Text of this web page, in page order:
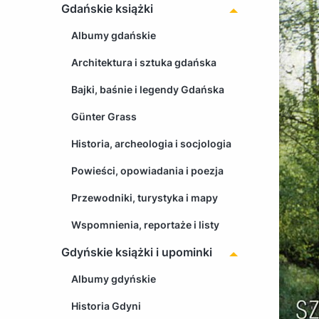
Gdańskie książki
Albumy gdańskie
Architektura i sztuka gdańska
Bajki, baśnie i legendy Gdańska
Günter Grass
Historia, archeologia i socjologia
Powieści, opowiadania i poezja
Przewodniki, turystyka i mapy
Wspomnienia, reportaże i listy
Gdyńskie książki i upominki
Albumy gdyńskie
Historia Gdyni